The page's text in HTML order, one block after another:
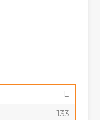
E
133